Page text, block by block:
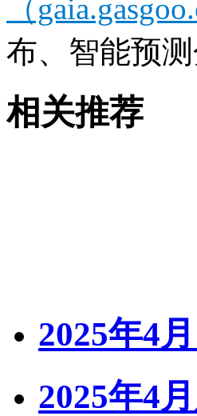
（
布、智能预测
相关推荐
2025年4
2025年4